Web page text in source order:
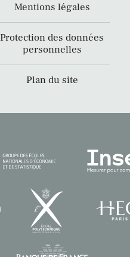
Mentions légales
Protection des données
personnelles
Plan du site